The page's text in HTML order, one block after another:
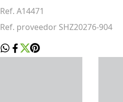
Ref. A14471
Ref. proveedor SHZ20276-904